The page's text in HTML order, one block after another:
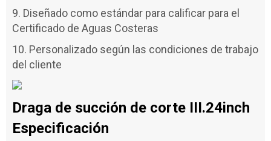
9. Diseñado como estándar para calificar para el
Certificado de Aguas Costeras
10. Personalizado según las condiciones de trabajo
del cliente
Draga de succión de corte III.24inch
Especificación